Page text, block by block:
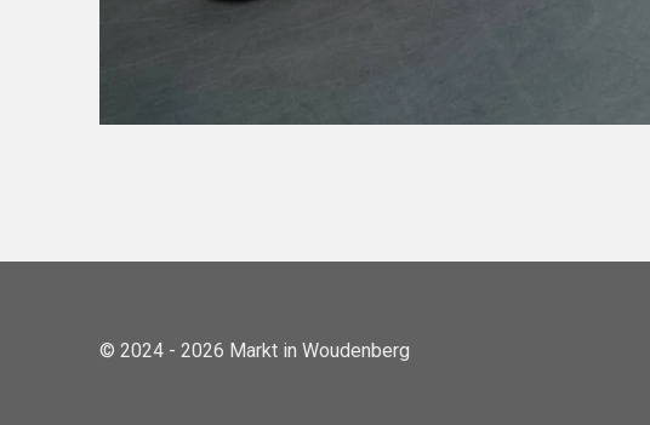
© 2024 - 2026 Markt in Woudenberg